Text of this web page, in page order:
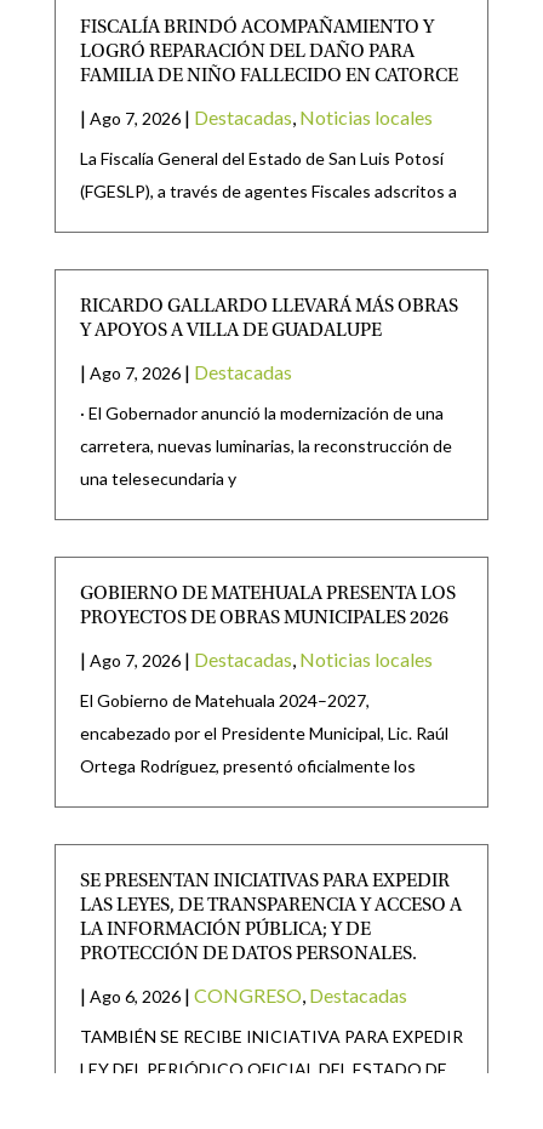
FISCALÍA BRINDÓ ACOMPAÑAMIENTO Y
LOGRÓ REPARACIÓN DEL DAÑO PARA
FAMILIA DE NIÑO FALLECIDO EN CATORCE
| Ago 7, 2026 | Destacadas, Noticias locales
La Fiscalía General del Estado de San Luis Potosí
(FGESLP), a través de agentes Fiscales adscritos a
RICARDO GALLARDO LLEVARÁ MÁS OBRAS
Y APOYOS A VILLA DE GUADALUPE
| Ago 7, 2026 | Destacadas
· El Gobernador anunció la modernización de una
carretera, nuevas luminarias, la reconstrucción de
una telesecundaria y
GOBIERNO DE MATEHUALA PRESENTA LOS
PROYECTOS DE OBRAS MUNICIPALES 2026
| Ago 7, 2026 | Destacadas, Noticias locales
El Gobierno de Matehuala 2024–2027,
encabezado por el Presidente Municipal, Lic. Raúl
Ortega Rodríguez, presentó oficialmente los
SE PRESENTAN INICIATIVAS PARA EXPEDIR
LAS LEYES, DE TRANSPARENCIA Y ACCESO A
LA INFORMACIÓN PÚBLICA; Y DE
PROTECCIÓN DE DATOS PERSONALES.
| Ago 6, 2026 | CONGRESO, Destacadas
TAMBIÉN SE RECIBE INICIATIVA PARA EXPEDIR
LEY DEL PERIÓDICO OFICIAL DEL ESTADO DE